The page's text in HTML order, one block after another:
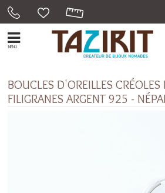
MENU
BOUCLES D'OREILLES
FILIGRANES ARGENT 925 -